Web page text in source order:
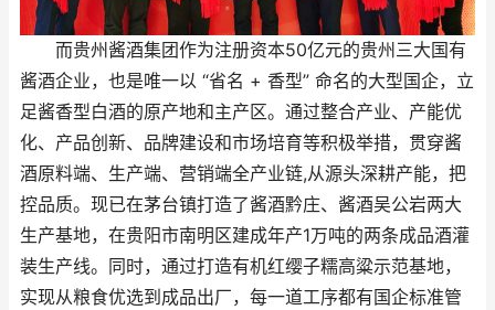
而贵州酱酒集团作为注册资本50亿元的贵州三大国有
酱酒企业，也是唯一以 “省名 + 香型” 命名的大型国企，立
足酱香型白酒的原产地和主产区。通过整合产业、产能优
化、产品创新、品牌建设和市场培育等积极举措，贯穿酱
酒原料端、生产端、营销端全产业链,从源头深耕产能，把
控品质。现已在茅台镇打造了酱酒黔庄、酱酒吴公岩两大
生产基地，在贵阳市南明区建成年产1万吨的两条成品酒灌
装生产线。同时，通过打造有机红缨子糯高粱示范基地，
实现从粮食优选到成品出厂，每一道工序都有国企标准管